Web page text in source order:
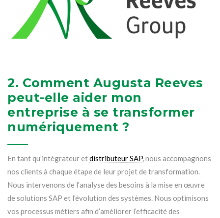
2. Comment Augusta Reeves
peut-elle aider mon
entreprise à se transformer
numériquement ?
En tant qu’intégrateur etdistributeur SAP, nous accompagnons
nos clients à chaque étape de leur projet de transformation.
Nous intervenons de l’analyse des besoins à la mise en œuvre
de solutions SAP et l’évolution des systèmes. Nous optimisons
vos processus métiers afin d’améliorer l’efficacité des